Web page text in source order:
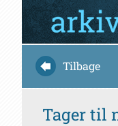
Tilbage
Tager til